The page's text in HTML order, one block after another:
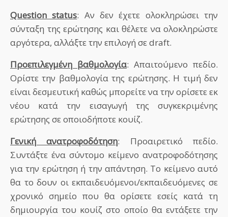
Question status: Αν δεν έχετε ολοκληρώσει την
σύνταξη της ερώτησης και θέλετε να ολοκληρώστε
αργότερα, αλλάξτε την επιλογή σε draft.
Προεπιλεγμένη βαθμολογία: Απαιτούμενο πεδίο.
Ορίστε την βαθμολογία της ερώτησης. Η τιμή δεν
είναι δεσμευτική καθώς μπορείτε να την ορίσετε εκ
νέου κατά την εισαγωγή της συγκεκριμένης
ερώτησης σε οποιοδήποτε κουίζ.
Γενική ανατροφοδότηση: Προαιρετικό πεδίο.
Συντάξτε ένα σύντομο κείμενο ανατροφοδότησης
για την ερώτηση ή την απάντηση. Το κείμενο αυτό
θα το δουν οι εκπαιδευόμενοι/εκπαιδευόμενες σε
χρονικό σημείο που θα ορίσετε εσείς κατά τη
δημιουργία του κουίζ στο οποίο θα εντάξετε την